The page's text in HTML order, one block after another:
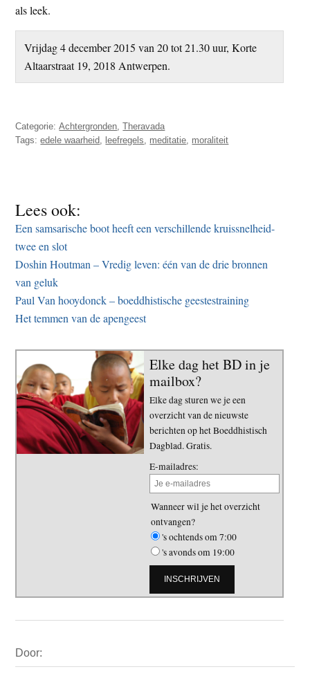
als leek.
Vrijdag 4 december 2015 van 20 tot 21.30 uur, Korte
Altaarstraat 19, 2018 Antwerpen.
Categorie:Achtergronden,Theravada
Tags:edele waarheid, leefregels, meditatie, moraliteit
Lees ook:
Een samsarische boot heeft een verschillende kruissnelheid-
twee en slot
Doshin Houtman – Vredig leven: één van de drie bronnen
van geluk
Paul Van hooydonck – boeddhistische geestestraining
Het temmen van de apengeest
Elke dag het BD in je
mailbox?
Elke dag sturen we je een
overzicht van de nieuwste
berichten op het Boeddhistisch
Dagblad. Gratis.
E-mailadres:
Wanneer wil je het overzicht
ontvangen?
's ochtends om 7:00
's avonds om 19:00
Sidebar
Door: